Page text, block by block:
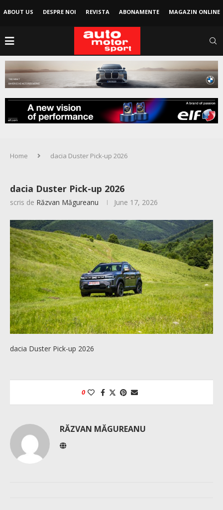
ABOUT US DESPRE NOI REVISTA ABONAMENTE MAGAZIN ONLINE
Home dacia Duster Pick-up 2026
dacia Duster Pick-up 2026
scris de Răzvan Măgureanu June 17, 2026
dacia Duster Pick-up 2026
0
RĂZVAN MĂGUREANU